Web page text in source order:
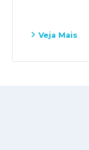
Veja Mais